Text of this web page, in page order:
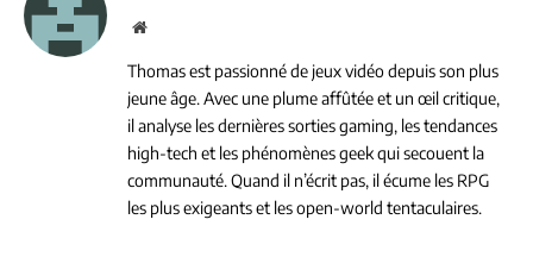
Website
Thomas est passionné de jeux vidéo depuis son plus
jeune âge. Avec une plume affûtée et un œil critique,
il analyse les dernières sorties gaming, les tendances
high-tech et les phénomènes geek qui secouent la
communauté. Quand il n’écrit pas, il écume les RPG
les plus exigeants et les open-world tentaculaires.